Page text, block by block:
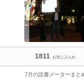
1811 お気に入られ
7月の読書メーターまと